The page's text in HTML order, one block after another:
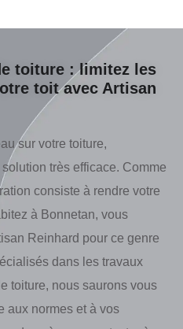
toiture : limitez les
toit avec Artisan
sur votre toiture,
très efficace. Comme
consiste à rendre votre
à Bonnetan, vous
Reinhard pour ce genre
dans les travaux
toiture, nous saurons vous
aux normes et à vos